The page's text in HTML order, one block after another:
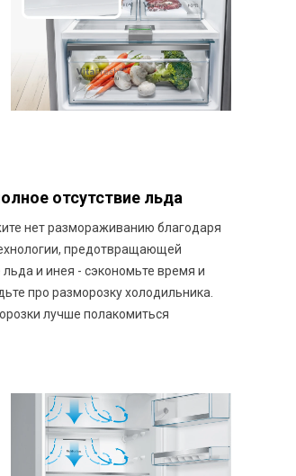
отсутствие льда
нет размораживанию благодаря
предотвращающей
и инея - сэкономьте время и
про разморозку холодильника.
лучше полакомиться